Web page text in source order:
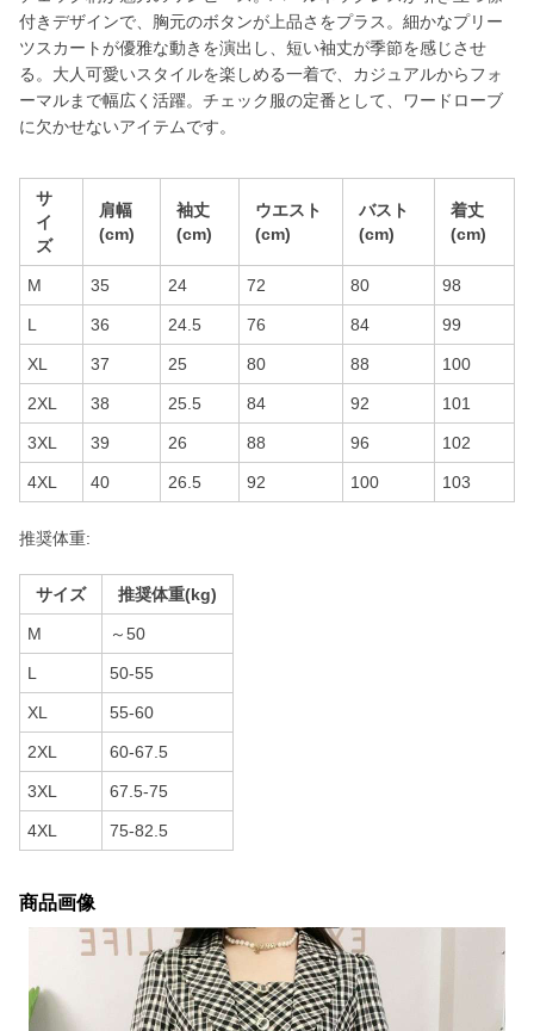
付きデザインで、胸元のボタンが上品さをプラス。細かなプリー
ツスカートが優雅な動きを演出し、短い袖丈が季節を感じさせ
る。大人可愛いスタイルを楽しめる一着で、カジュアルからフォ
ーマルまで幅広く活躍。チェック服の定番として、ワードローブ
に欠かせないアイテムです。
サ
イ
ズ
肩幅
(cm)
袖丈
(cm)
ウエスト
(cm)
バスト
(cm)
着丈
(cm)
M 35 24 72 80 98
L 36 24.5 76 84 99
XL 37 25 80 88 100
2XL 38 25.5 84 92 101
3XL 39 26 88 96 102
4XL 40 26.5 92 100 103
推奨体重:
サイズ 推奨体重(kg)
M ～50
L 50-55
XL 55-60
2XL 60-67.5
3XL 67.5-75
4XL 75-82.5
商品画像